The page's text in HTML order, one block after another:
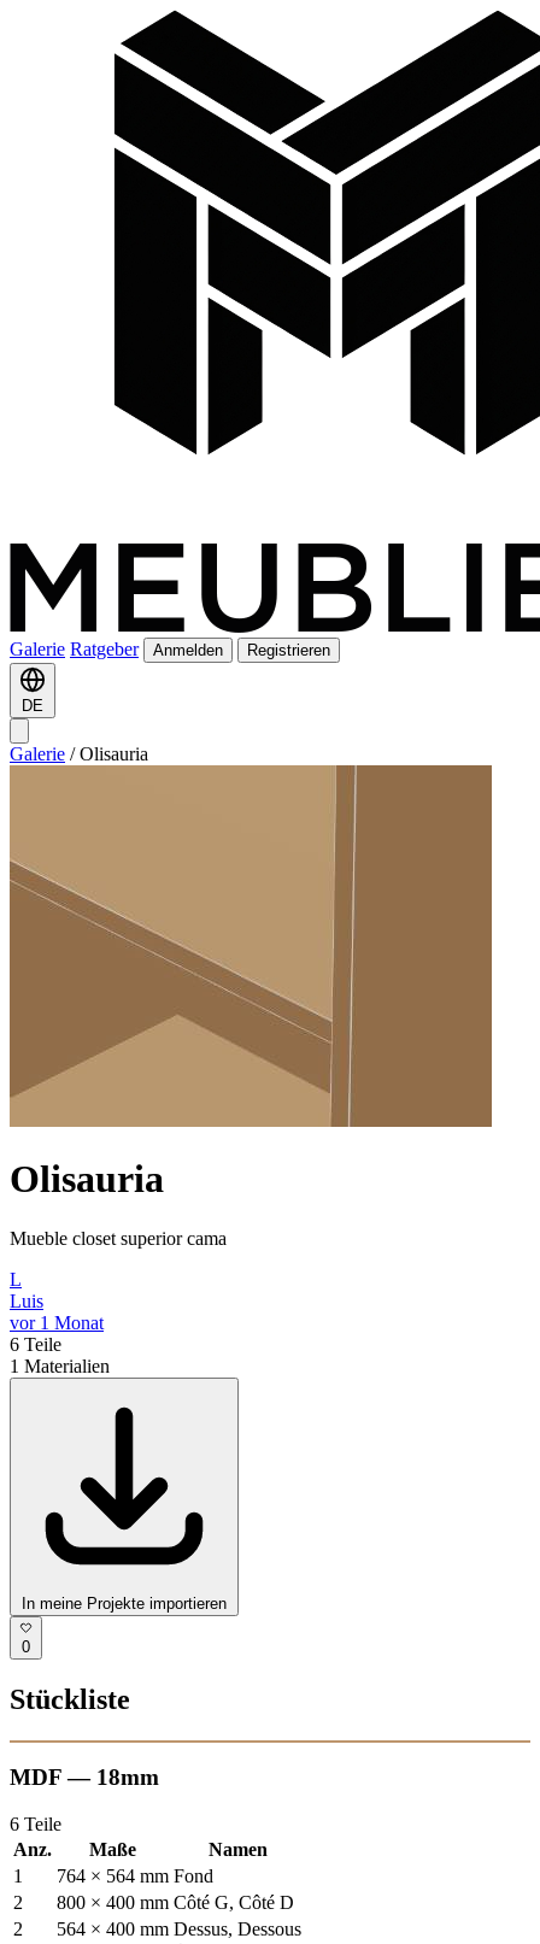
Galerie Ratgeber Anmelden Registrieren
DE
Galerie / Olisauria
Olisauria
Mueble closet superior cama
L
Luis
vor 1 Monat
6 Teile
1 Materialien
In meine Projekte importieren
0
Stückliste
MDF — 18mm
6 Teile
Anz.
Maße
Namen
1
764 × 564 mm Fond
2
800 × 400 mm Côté G, Côté D
2
564 × 400 mm Dessus, Dessous